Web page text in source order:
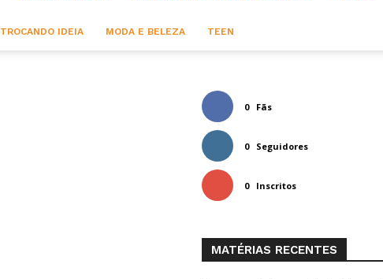
TROCANDO IDEIA MODA E BELEZA TEEN
0 Fãs
0 Seguidores
0 Inscritos
MATÉRIAS RECENTES